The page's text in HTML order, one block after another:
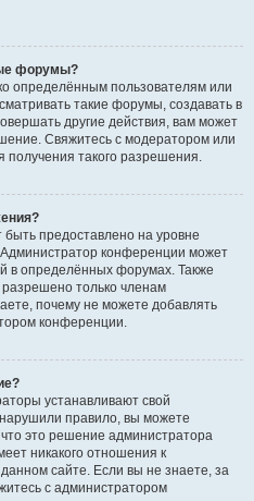
форумы?
определённым пользователям или
такие форумы, создавать в
другие действия, вам может
Свяжитесь с модератором или
такого разрешения.
предоставлено на уровне
конференции может
в определённых форумах. Также
только членам
почему не можете добавлять
конференции.
устанавливают свой
правило, вы можете
это решение администратора
никакого отношения к
сайте. Если вы не знаете, за
с администратором